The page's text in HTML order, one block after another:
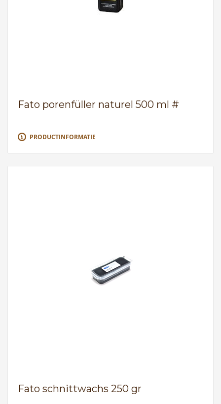
Fato porenfüller naturel 500 ml #
PRODUCTINFORMATIE
Fato schnittwachs 250 gr